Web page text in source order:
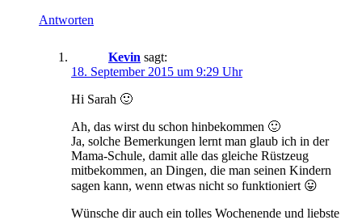
Antworten
Kevin sagt:
18. September 2015 um 9:29 Uhr
Hi Sarah 🙂
Ah, das wirst du schon hinbekommen 🙂
Ja, solche Bemerkungen lernt man glaub ich in der
Mama-Schule, damit alle das gleiche Rüstzeug
mitbekommen, an Dingen, die man seinen Kindern
sagen kann, wenn etwas nicht so funktioniert 😛
Wünsche dir auch ein tolles Wochenende und liebste